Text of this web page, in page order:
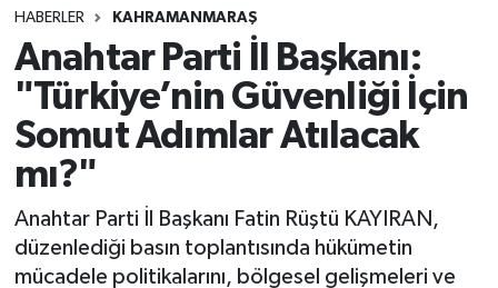
HABERLER KAHRAMANMARAŞ
Anahtar Parti İl Başkanı:
"Türkiye’nin Güvenliği İçin
Somut Adımlar Atılacak
mı?"
Anahtar Parti İl Başkanı Fatin Rüştü KAYIRAN,
düzenlediği basın toplantısında hükümetin
mücadele politikalarını, bölgesel gelişmeleri ve
Güncel
Gündem
Magazin
Politika
Sağlık
Süper Lig Puan Durumu ve Fikstür
Tüm Manşetler
Son Dakika Haberleri
Haber Arşivi